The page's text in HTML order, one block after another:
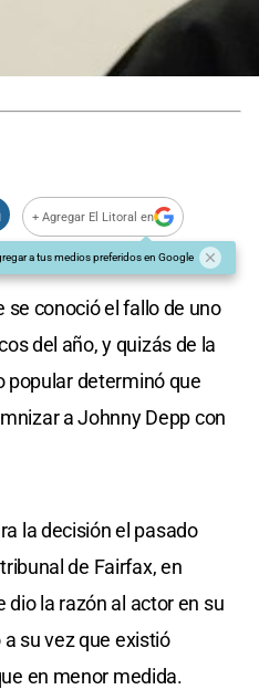
+ Agregar El Litoral en
a tus medios preferidos en Google
se conoció el fallo de uno
del año, y quizás de la
popular determinó que
a Johnny Depp con
la decisión el pasado
de Fairfax, en
dio la razón al actor en su
su vez que existió
en menor medida.